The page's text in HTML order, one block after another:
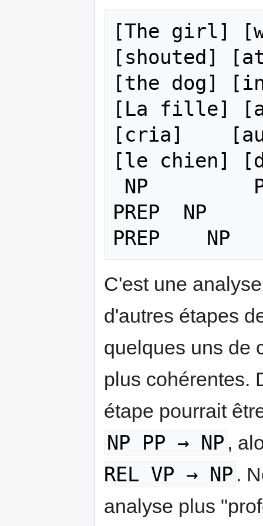
[The girl]
[shouted]
[the dog]
[La fille]
[cria]
[le chien]
PREP  NP
C'est une
d'autres étapes
quelques uns de
plus cohérentes.
étape pourrait
NP PP → NP ,
REL VP → NP .
analyse plus